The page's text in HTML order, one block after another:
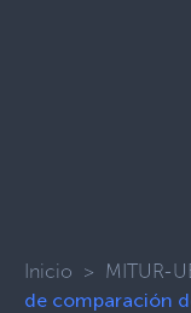
Inicio > MITUR-
de comparación